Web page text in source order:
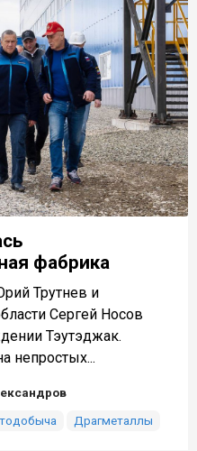
фабрика
Трутнев и
Сергей Носов
Тэутэджак.
непростых...
Драгметаллы